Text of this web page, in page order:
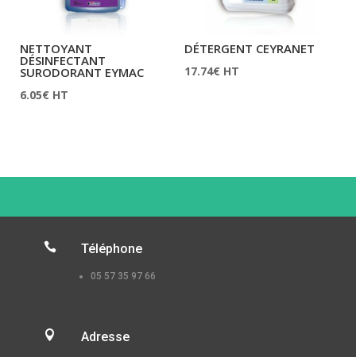
NETTOYANT
DÉSINFECTANT
SURODORANT EYMAC
6.05€ HT
DÉTERGENT CEYRANET
17.74€ HT
 Téléphone
05 57 35 97 66
 Adresse